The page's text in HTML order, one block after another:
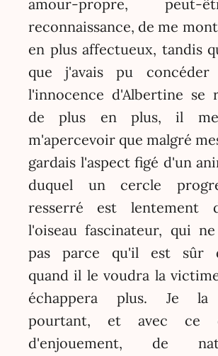
amour-propre,
reconnaissance, de me
en plus affectueux, tandis
que j'avais pu
l'innocence d'Albertine se
de plus en plus, il me
m'apercevoir que malgré
gardais l'aspect figé d'un
duquel un cercle
resserré est lentement
l'oiseau fascinateur, qui
pas parce qu'il est sûr
quand il le voudra la
échappera plus. Je la
pourtant, et avec ce
d'enjouement, de